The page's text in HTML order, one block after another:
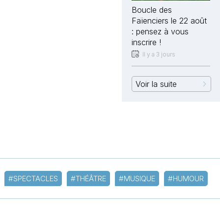
Boucle des
Faïenciers le 22 août
: pensez à vous
inscrire !
Il y a 3 jours
Voir la suite
#SPECTACLES #THÉÂTRE #MUSIQUE #HUMOUR